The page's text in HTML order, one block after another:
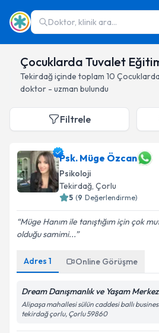
Doktor, klinik ara...
Çocuklarda Tuvalet
Tekirdağiçinde toplam 10
doktor - uzman bulundu
Filtrele
Psk. Müge Özcan
Psikoloji
Tekirdağ, Çorlu
5 (9 Değerlendirme)
Müge Hanım ile tanıştığım için çok
olduğu samimi...
Adres 1 Online Görüşme
Dream Danışmanlık ve Yaşam
Alipaşa mahallesi sülün caddesi ballı
tekirdağ çorlu, Çorlu 59860